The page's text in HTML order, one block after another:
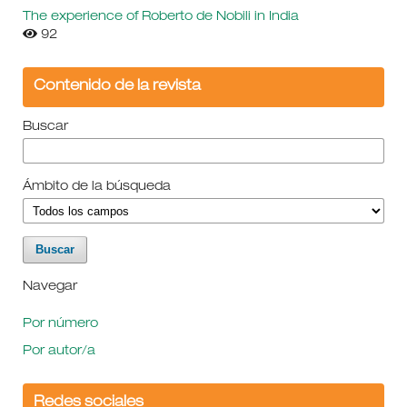
The experience of Roberto de Nobili in India
92
Contenido de la revista
Buscar
Ámbito de la búsqueda
Navegar
Por número
Por autor/a
Redes sociales